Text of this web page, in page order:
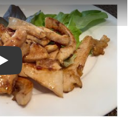
Play